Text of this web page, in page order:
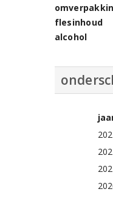
flesinhoud
alcohol